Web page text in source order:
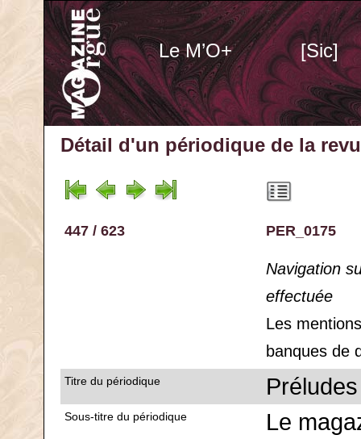
Le M’O+ [Sic]
Détail d'un périodique de la
447 / 623 PER_0175
Navigation
effectuée
Les
banques de
Titre du périodique Préludes
Sous-titre du périodique Le